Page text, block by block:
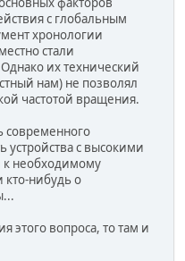
с глобальным
хронологии
стали
их технический
нам) не позволял
частотой вращения.
современного
устройства с высокими
к необходимому
кто-нибудь о
этого вопроса, то там и